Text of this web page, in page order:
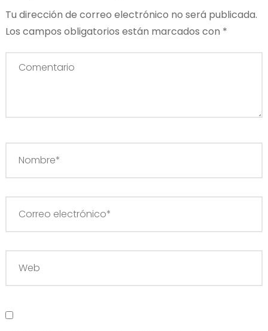
Tu dirección de correo electrónico no será publicada.
Los campos obligatorios están marcados con *